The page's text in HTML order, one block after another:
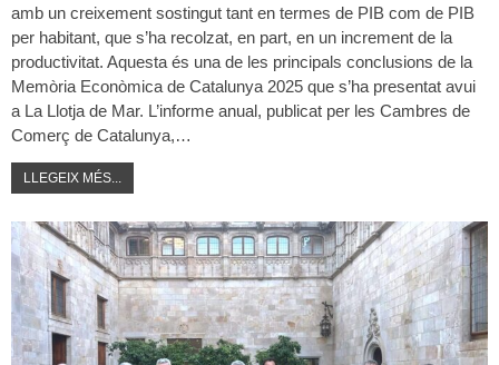
amb un creixement sostingut tant en termes de PIB com de PIB
per habitant, que s’ha recolzat, en part, en un increment de la
productivitat. Aquesta és una de les principals conclusions de la
Memòria Econòmica de Catalunya 2025 que s’ha presentat avui
a La Llotja de Mar. L’informe anual, publicat per les Cambres de
Comerç de Catalunya,…
LLEGEIX MÉS...